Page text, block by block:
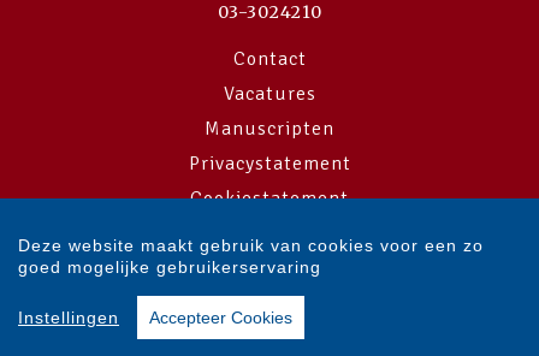
03-3024210
Contact
Vacatures
Manuscripten
Privacystatement
Cookiestatement
Cookie-instellingen
Copyright © 2007-2026 Overamstel Uitgevers - Alle rechten voorbehouden
- Ontwerp door
Deze website maakt gebruik van cookies voor een zo
goed mogelijke gebruikerservaring
Instellingen Accepteer Cookies